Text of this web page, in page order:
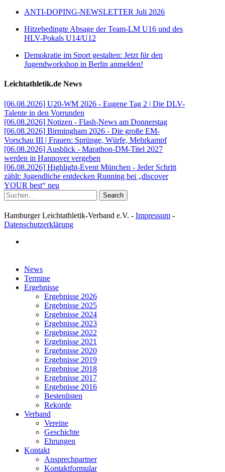
ANTI-DOPING-NEWSLETTER Juli 2026
Hitzebedingte Absage der Team-LM U16 und des
HLV-Pokals U14/U12
Demokratie im Sport gestalten: Jetzt für den
Jugendworkshop in Berlin anmelden!
Leichtathletik.de News
[06.08.2026] U20-WM 2026 - Eugene Tag 2 | Die DLV-
Talente in den Vorrunden
[06.08.2026] Notizen - Flash-News am Donnerstag
[06.08.2026] Birmingham 2026 - Die große EM-
Vorschau III | Frauen: Sprünge, Würfe, Mehrkampf
[06.08.2026] Ausblick - Marathon-DM-Titel 2027
werden in Hannover vergeben
[06.08.2026] Highlight-Event München - Jeder Schritt
zählt: Jugendliche entdecken Running bei „discover
YOUR best“ neu
Search
Hamburger Leichtathletik-Verband e.V. - Impressum -
Datenschutzerklärung
Close
Menu
News
Termine
Ergebnisse
Ergebnisse 2026
Ergebnisse 2025
Ergebnisse 2024
Ergebnisse 2023
Ergebnisse 2022
Ergebnisse 2021
Ergebnisse 2020
Ergebnisse 2019
Ergebnisse 2018
Ergebnisse 2017
Ergebnisse 2016
Bestenlisten
Rekorde
Verband
Vereine
Geschichte
Ehrungen
Kontakt
Ansprechpartner
Kontaktformular